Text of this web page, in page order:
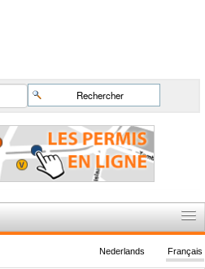
Français
Nederlands